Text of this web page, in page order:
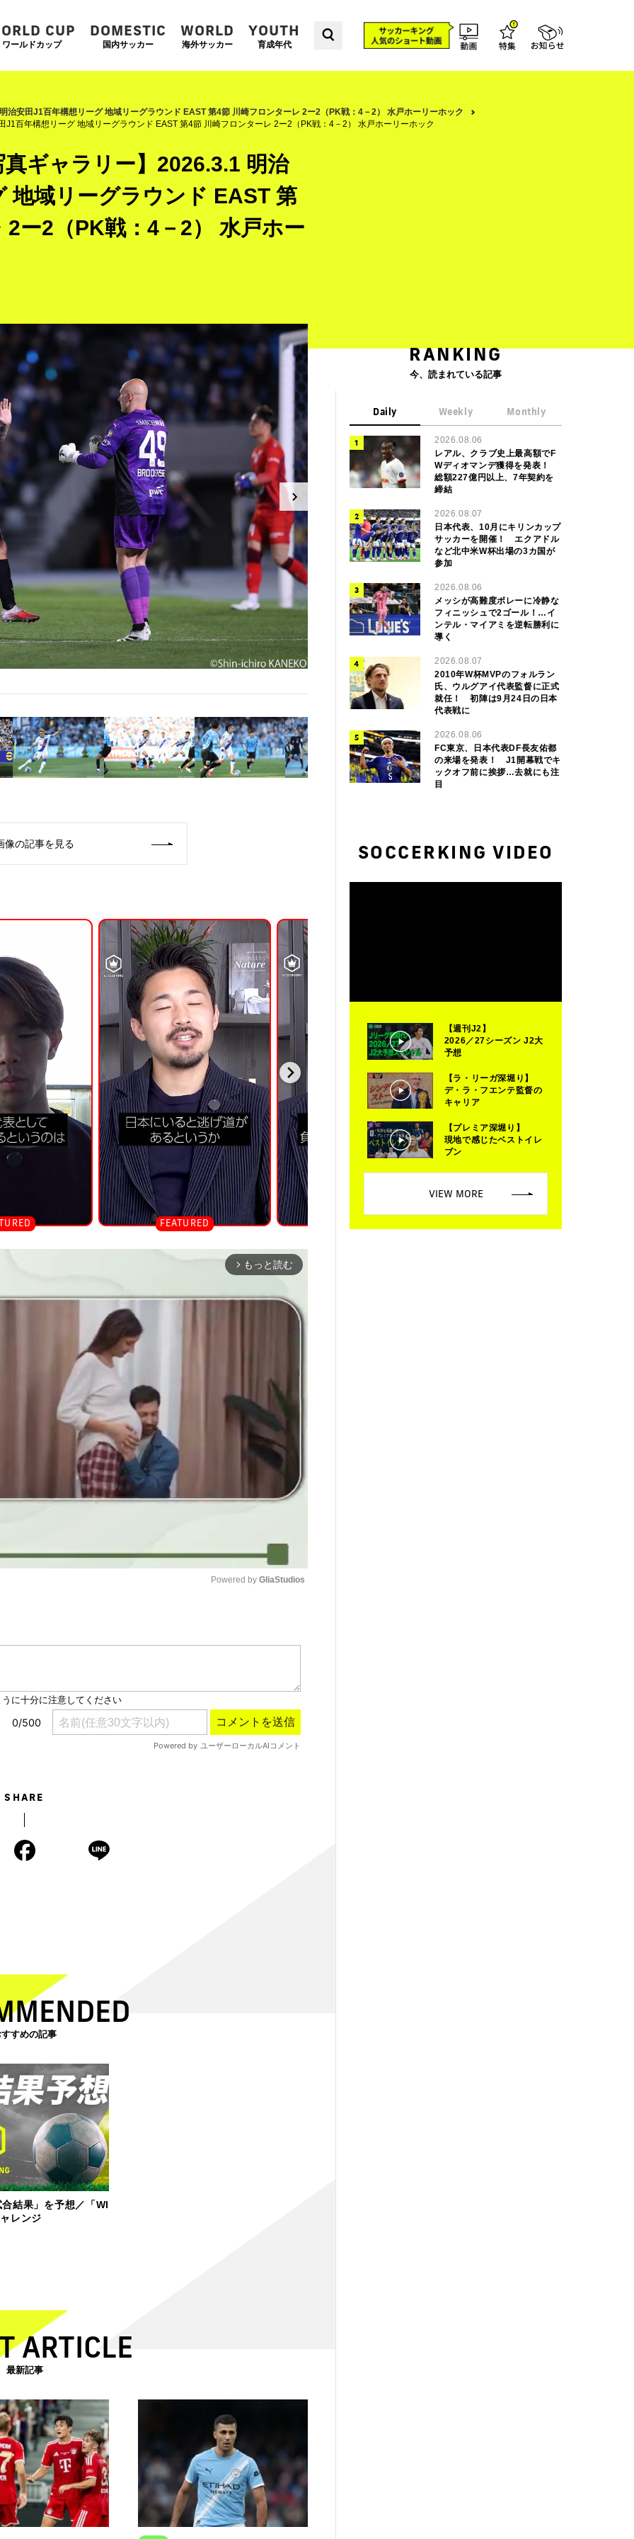
CUP
ワールドカップ
DOMESTIC
国内サッカー
WORLD
海外サッカー
YOUTH
育成年代
治安田J1百年構想リーグ 地域リーグラウンド EAST 第4節 川崎フロンターレ 2ー2（PK戦：4－2） 水戸ホーリーホック
百年構想リーグ 地域リーグラウンド EAST 第4節 川崎フロンターレ 2ー2（PK戦：4－2） 水戸ホーリーホック
ギャラリー】2026.3.1 明治
地域リーグラウンド EAST 第
ー2（PK戦：4－2） 水戸ホー
像の記事を見る
arrow_forward_ios もっと読む
Powered by GliaStudios
SHARE
すめの記事
結果」を予想／「WI
レンジ
ARTICLE
最新記事
RANKING
今、読まれている記事
Daily Weekly Monthly
2026.08.06
レアル、クラブ史上最高額でF
Wディオマンデ獲得を発表！
総額227億円以上、7年契約を
締結
2026.08.07
日本代表、10月にキリンカップ
サッカーを開催！ エクアドル
など北中米W杯出場の3カ国が
参加
2026.08.06
メッシが高難度ボレーに冷静な
フィニッシュで2ゴール！…イ
ンテル・マイアミを逆転勝利に
導く
2026.08.07
2010年W杯MVPのフォルラン
氏、ウルグアイ代表監督に正式
就任！ 初陣は9月24日の日本
代表戦に
2026.08.06
FC東京、日本代表DF長友佑都
の来場を発表！ J1開幕戦でキ
ックオフ前に挨拶…去就にも注
目
SOCCERKING VIDEO
【週刊J2】
2026／27シーズン J2大
予想
【ラ・リーガ深堀り】
デ・ラ・フエンテ監督の
キャリア
【プレミア深堀り】
現地で感じたベストイレ
ブン
VIEW MORE